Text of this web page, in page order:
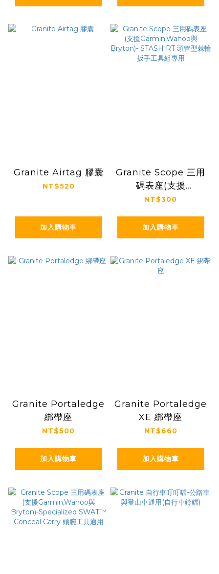
Granite Airtag 膠囊
NT$520
加入購物車
Granite Scope 三用
碼表座(支援
Garmin,Wahoo與
頭管型棘輪扳手工具組
專用
NT$300
加入購物車
Granite Portaledge
綁帶座
NT$500
加入購物車
Granite Portaledge
XE 綁帶座
NT$660
加入購物車